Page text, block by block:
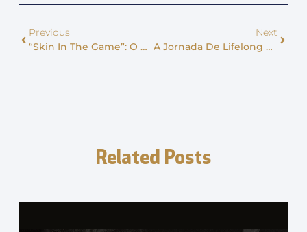
Previous
“Skin In The Game”: O Segredo Para O Sucesso Na Gestão Clínica
Next
A Jornada De Lifelong Learning De Um Grande Gestor: Inspiração Para Sua Clínica
Related Posts